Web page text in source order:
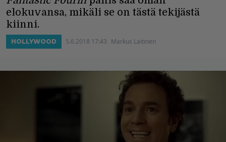
elokuvansa, mikäli se on tästä tekijästä
kiinni.
HOLLYWOOD 5.6.2018 17:43 Markus Laitinen